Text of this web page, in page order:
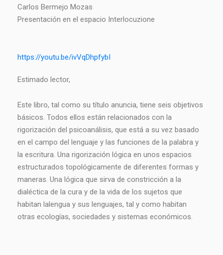
Carlos Bermejo Mozas
Presentación en el espacio Interlocuzione
https://youtu.be/ivVqDhpfybI
Estimado lector,
Este libro, tal como su título anuncia, tiene seis objetivos
básicos. Todos ellos están relacionados con la
rigorización del psicoanálisis, que está a su vez basado
en el campo del lenguaje y las funciones de la palabra y
la escritura. Una rigorización lógica en unos espacios
estructurados topológicamente de diferentes formas y
maneras. Una lógica que sirva de constricción a la
dialéctica de la cura y de la vida de los sujetos que
habitan lalengua y sus lenguajes, tal y como habitan
otras ecologías, sociedades y sistemas económicos.